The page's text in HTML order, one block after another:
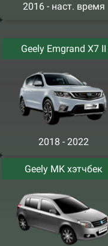
2016 - наст. время
Geely Emgrand X7 II
2018 - 2022
Geely MK хэтчбек